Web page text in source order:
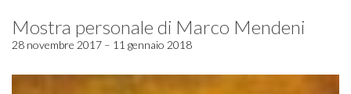
Mostra personale di Marco Mendeni
28 novembre 2017 – 11 gennaio 2018